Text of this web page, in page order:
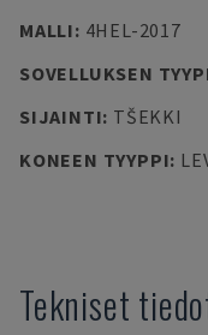
MALLI: 4HEL-2017
SOVELLUKSEN
SIJAINTI: TŠEKKI
KONEEN TYYPPI:
Tekniset